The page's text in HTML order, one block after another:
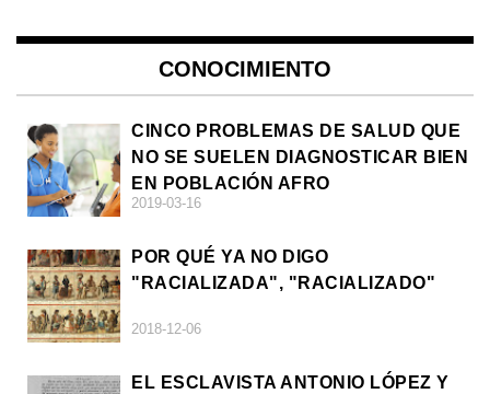
CONOCIMIENTO
CINCO PROBLEMAS DE SALUD QUE
NO SE SUELEN DIAGNOSTICAR BIEN
EN POBLACIÓN AFRO
2019-03-16
POR QUÉ YA NO DIGO
"RACIALIZADA", "RACIALIZADO"
2018-12-06
EL ESCLAVISTA ANTONIO LÓPEZ Y